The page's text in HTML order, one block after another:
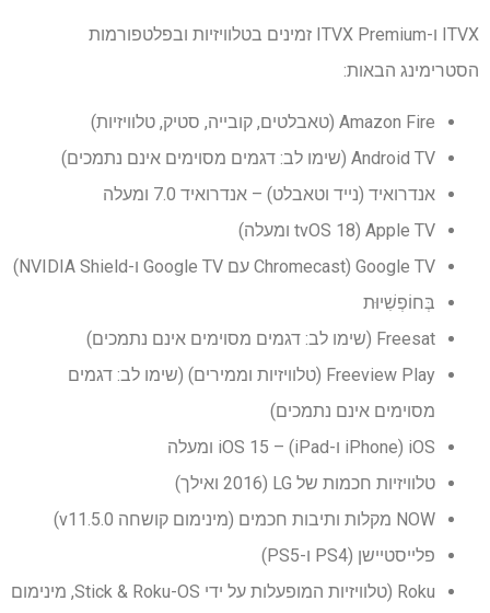
ITVX ו-ITVX Premium זמינים בטלוויזיות ובפלטפורמות
הסטרימינג הבאות:
Amazon Fire (טאבלטים, קובייה, סטיק, טלוויזיות)
Android TV (שימו לב: דגמים מסוימים אינם נתמכים)
אנדרואיד (נייד וטאבלט) – אנדרואיד 7.0 ומעלה
Apple TV (tvOS 18 ומעלה)
Google TV (Chromecast עם Google TV ו-NVIDIA Shield)
בְּחוֹפְשִׁיוּת
Freesat (שימו לב: דגמים מסוימים אינם נתמכים)
Freeview Play (טלוויזיות וממירים) (שימו לב: דגמים
מסוימים אינם נתמכים)
iOS (iPhone ו-iPad) – iOS 15 ומעלה
טלוויזיות חכמות של LG (2016 ואילך)
NOW מקלות ותיבות חכמים (מינימום קושחה v11.5.0)
פלייסטיישן (PS4 ו-PS5)
Roku (טלוויזיות המופעלות על ידי Stick & Roku-OS, מינימום